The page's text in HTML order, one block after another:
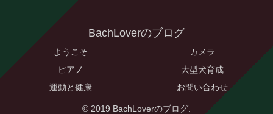
BachLoverのブログ
ようこそ
カメラ
ピアノ
大型犬育成
運動と健康
お問い合わせ
© 2019 BachLoverのブログ.